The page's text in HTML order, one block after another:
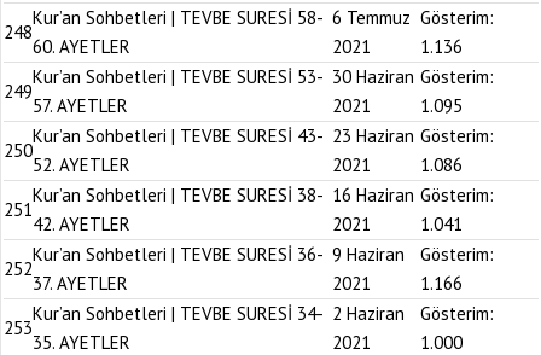
248
Kur’an Sohbetleri | TEVBE SURESİ 58-
60. AYETLER
6 Temmuz
2021
Gösterim:
1.136
249
Kur’an Sohbetleri | TEVBE SURESİ 53-
57. AYETLER
30 Haziran
2021
Gösterim:
1.095
250
Kur’an Sohbetleri | TEVBE SURESİ 43-
52. AYETLER
23 Haziran
2021
Gösterim:
1.086
251
Kur’an Sohbetleri | TEVBE SURESİ 38-
42. AYETLER
16 Haziran
2021
Gösterim:
1.041
252
Kur’an Sohbetleri | TEVBE SURESİ 36-
37. AYETLER
9 Haziran
2021
Gösterim:
1.166
253
Kur’an Sohbetleri | TEVBE SURESİ 34-
35. AYETLER
2 Haziran
2021
Gösterim:
1.000